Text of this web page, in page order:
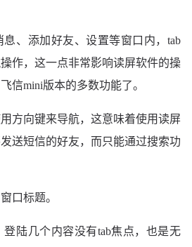
、添加好友、设置等窗口内，tab
作，这一点非常影响读屏软件的操
信mini版本的多数功能了。
方向键来导航，这意味着使用读屏
送短信的好友，而只能通过搜索功
口标题。
陆几个内容没有tab焦点，也是无